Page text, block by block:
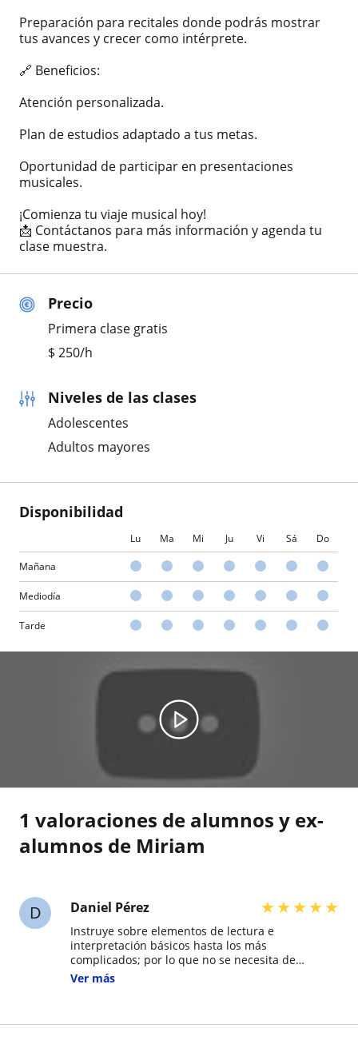
Precio
Primera clase gratis
$ 250/h
Niveles de las clases
Adolescentes
Adultos mayores
Disponibilidad
Lu Ma Mi Ju Vi Sá Do
Mañana
Mediodía
Tarde
Preparación para recitales donde podrás mostrar
tus avances y crecer como intérprete.
🔗 Beneficios:
Atención personalizada.
Plan de estudios adaptado a tus metas.
Oportunidad de participar en presentaciones
musicales.
¡Comienza tu viaje musical hoy!
📩 Contáctanos para más información y agenda tu
clase muestra.
1 valoraciones de alumnos y ex-
alumnos de Miriam
D Daniel Pérez ★★★★★
Instruye sobre elementos de lectura e
interpretación básicos hasta los más
complicados; por lo que no se necesita de
experiencia musical previa. Asesora sobre el
Ver más